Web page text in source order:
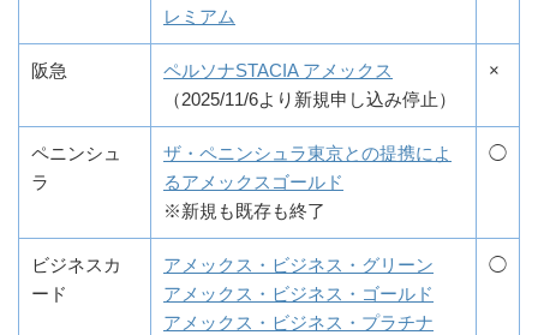
レミアム
阪急
ペルソナSTACIA アメックス
（2025/11/6より新規申し込み停止）
×
ペニンシュ
ラ
ザ・ペニンシュラ東京との提携によ
るアメックスゴールド
※新規も既存も終了
◯
ビジネスカ
ード
アメックス・ビジネス・グリーン
アメックス・ビジネス・ゴールド
アメックス・ビジネス・プラチナ
◯